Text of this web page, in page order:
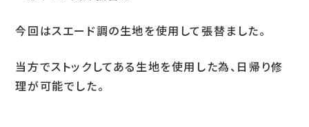
今回はスエード調の生地を使用して張替ました。
当方でストックしてある生地を使用した為、日帰り修
理が可能でした。